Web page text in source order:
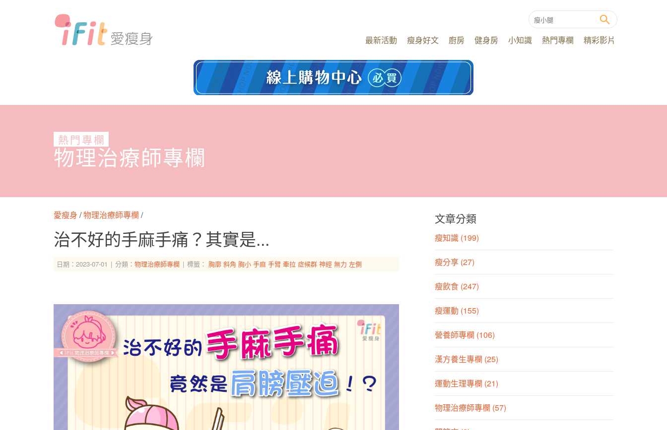
最新活動 瘦身好文 廚房 健身房 小知識 熱門專欄 精彩影片
熱門專欄
物理治療師專欄
愛瘦身 /物理治療師專欄 /
治不好的手麻手痛？其實是...
日期：2023-07-01 分類： 物理治療師專欄 標籤： 胸廓 斜角 胸小 手麻 手臂 牽拉 症候群 神經 無力 左側
文章分類
瘦知識 (199)
瘦分享 (27)
瘦飲食 (247)
瘦運動 (155)
營養師專欄 (106)
漢方養生專欄 (25)
運動生理專欄 (21)
物理治療師專欄 (57)